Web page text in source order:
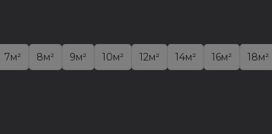
7м² 8м² 9м² 10м² 12м² 14м² 16м² 18м²